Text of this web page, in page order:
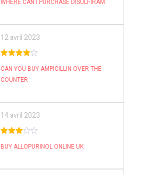
of 5
WHERE CAN I PURCHASE DISULFIRAM
12 avril 2023
5
CAN YOU BUY AMPICILLIN OVER THE
COUNTER
14 avril 2023
of 5
BUY ALLOPURINOL ONLINE UK